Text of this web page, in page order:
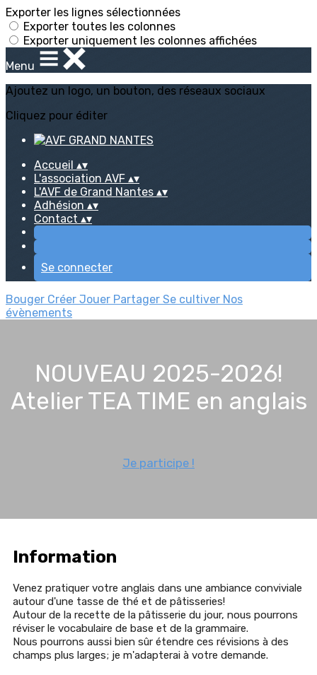
Exporter les lignes sélectionnées
Exporter toutes les colonnes
Exporter uniquement les colonnes affichées
Menu
Ajoutez un logo, un bouton, des réseaux sociaux
Cliquez pour éditer
Accueil ▴▾
L'association AVF ▴▾
L'AVF de Grand Nantes ▴▾
Adhésion ▴▾
Contact ▴▾
Se connecter
Bouger Créer Jouer Partager Se cultiver Nos
évènements
NOUVEAU 2025-2026!
Atelier TEA TIME en anglais
Je participe !
Information
Venez pratiquer votre anglais dans une ambiance conviviale
autour d'une tasse de thé et de pâtisseries!
Autour de la recette de la pâtisserie du jour, nous pourrons
réviser le vocabulaire de base et de la grammaire.
Nous pourrons aussi bien sûr étendre ces révisions à des
champs plus larges; je m'adapterai à votre demande.